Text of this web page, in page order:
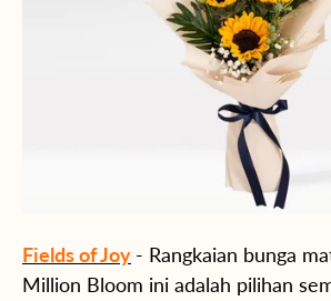
Fields of Joy - Rangkaian bunga
Million Bloom ini adalah pilihan